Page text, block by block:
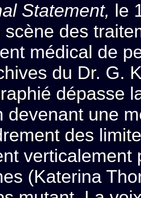
Statement, le
scène des
médical de
du Dr. G.
dépasse
devenant une
des
verticalement
(Katerina